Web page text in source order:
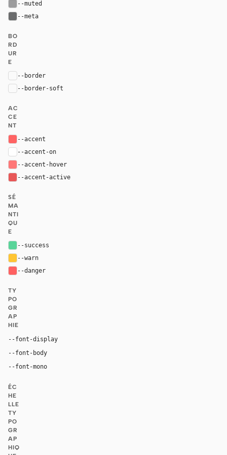
--muted
--meta
BO
RD
UR
E
--border
--border-soft
AC
CE
NT
--accent
--accent-on
--accent-hover
--accent-active
SÉ
MA
NTI
QU
E
--success
--warn
--danger
TY
PO
GR
AP
HIE
--font-display
--font-body
--font-mono
ÉC
HE
LLE
TY
PO
GR
AP
HIQ